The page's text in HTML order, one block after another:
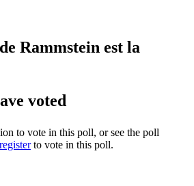
Rammstein est la
voted
to vote in this poll, or see the poll
registerto vote in this poll.